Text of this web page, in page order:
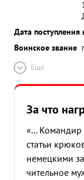
Дата поступления
Воинское звание
Ещё
За что
«...
статьи
немецкими
чительное